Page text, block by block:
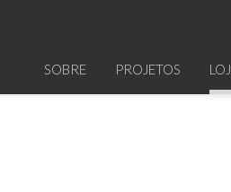
SOBRE PROJETOS